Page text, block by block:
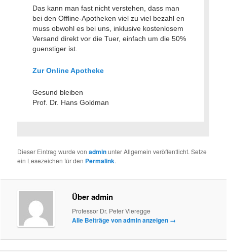
Das kann man fast nicht verstehen, dass man
bei den Offline-Apotheken viel zu viel bezahl en
muss obwohl es bei uns, inklusive kostenlosem
Versand direkt vor die Tuer, einfach um die 50%
guenstiger ist.
Zur Online Apotheke
Gesund bleiben
Prof. Dr. Hans Goldman
Dieser Eintrag wurde vonadminunter Allgemein veröffentlicht. Setze
ein Lesezeichen für den Permalink.
Über admin
Professor Dr. Peter Vieregge
Alle Beiträge von admin anzeigen →